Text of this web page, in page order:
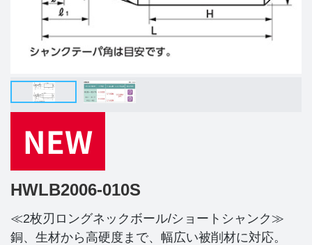
HWLB2006-010S
≪2枚刃ロングネックボール/ショートシャンク≫
銅、生材から高硬度まで、幅広い被削材に対応。